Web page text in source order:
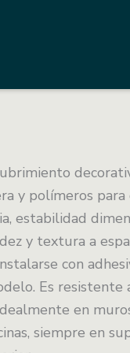
y polímeros para
estabilidad
y textura a
con
Es resistente
en
siempre en